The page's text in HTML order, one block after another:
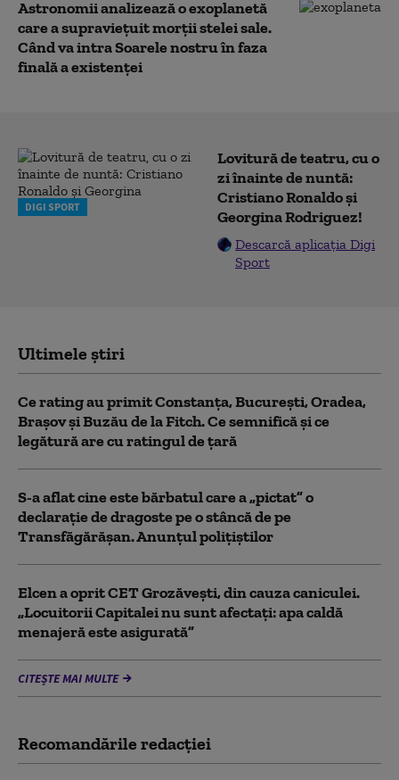
Astronomii analizează o exoplanetă
care a supravieţuit morţii stelei sale.
Când va intra Soarele nostru în faza
finală a existenței
DIGI SPORT
Lovitură de teatru, cu o
zi înainte de nuntă:
Cristiano Ronaldo și
Georgina Rodriguez!
Descarcă aplicația Digi
Sport
Ultimele știri
Ce rating au primit Constanța, București, Oradea,
Brașov și Buzău de la Fitch. Ce semnifică și ce
legătură are cu ratingul de țară
S-a aflat cine este bărbatul care a „pictat” o
declarație de dragoste pe o stâncă de pe
Transfăgărășan. Anunțul polițiștilor
Elcen a oprit CET Grozăveşti, din cauza caniculei.
„Locuitorii Capitalei nu sunt afectați: apa caldă
menajeră este asigurată”
CITEȘTE MAI MULTE
Recomandările redacţiei